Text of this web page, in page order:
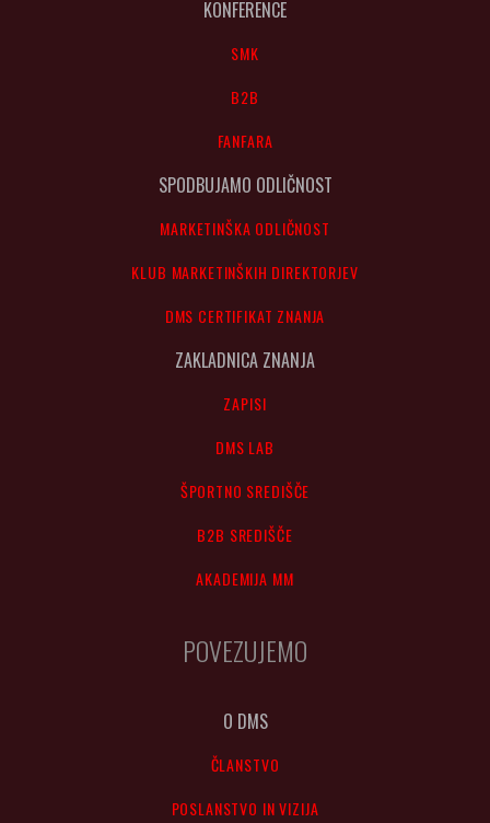
KONFERENCE
SMK
B2B
FANFARA
SPODBUJAMO ODLIČNOST
MARKETINŠKA ODLIČNOST
KLUB MARKETINŠKIH DIREKTORJEV
DMS CERTIFIKAT ZNANJA
ZAKLADNICA ZNANJA
ZAPISI
DMS LAB
ŠPORTNO SREDIŠČE
B2B SREDIŠČE
AKADEMIJA MM
POVEZUJEMO
O DMS
ČLANSTVO
POSLANSTVO IN VIZIJA